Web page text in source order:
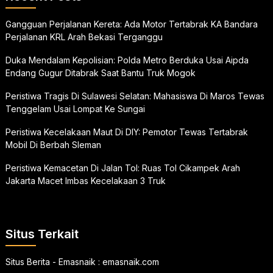
Gangguan Perjalanan Kereta: Ada Motor Tertabrak KA Bandara
Perjalanan KRL Arah Bekasi Terganggu
Duka Mendalam Kepolisian: Polda Metro Berduka Usai Aipda
Endang Gugur Ditabrak Saat Bantu Truk Mogok
Peristiwa Tragis Di Sulawesi Selatan: Mahasiswa Di Maros Tewas
Tenggelam Usai Lompat Ke Sungai
Peristiwa Kecelakaan Maut Di DIY: Pemotor Tewas Tertabrak
Mobil Di Berbah Sleman
Peristiwa Kemacetan Di Jalan Tol: Ruas Tol Cikampek Arah
Jakarta Macet Imbas Kecelakaan 3 Truk
Situs Terkait
Situs Berita - Emasnaik : emasnaik.com